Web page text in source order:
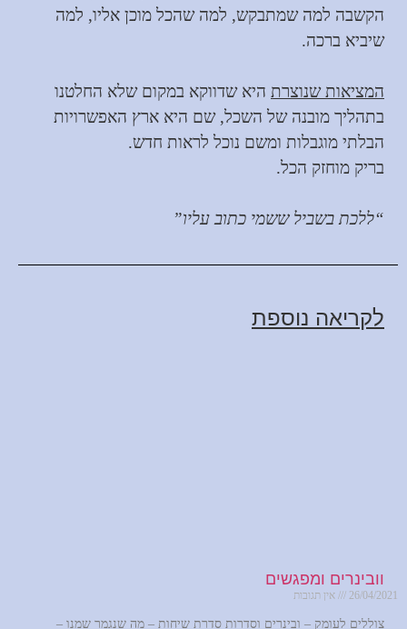
הקשבה למה שמתבקש, למה שהכל מוכן אליו, למה
שיביא ברכה.
המציאות שנוצרת היא שדווקא במקום שלא החלטנו
בתהליך מובנה של השכל, שם היא ארץ האפשרויות
הבלתי מוגבלות ומשם נוכל לראות חדש.
בריק מוחזק הכל.
“ללכת בשביל ששמי כתוב עליו”
לקריאה נוספת
וובינרים ומפגשים
26/04/2021 אין תגובות
צוללים לעומק – ובינרים וסדרות סדרת שיחות – מה שנגמר שמנו –